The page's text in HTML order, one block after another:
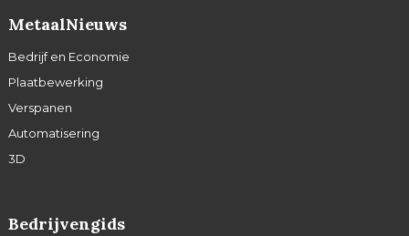
MetaalNieuws
Bedrijf en Economie
Plaatbewerking
Verspanen
Automatisering
3D
Bedrijvengids